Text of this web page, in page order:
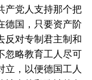
产党人支持那个把
德国，只要资产阶
反对专制君主制和
忽略教育工人尽可
立，以便德国工人